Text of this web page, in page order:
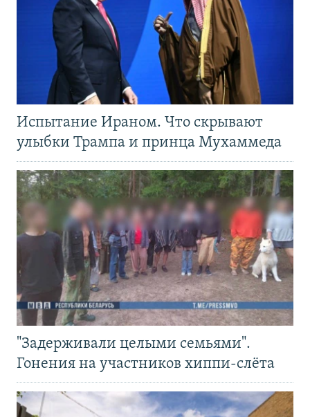
Испытание Ираном. Что скрывают
улыбки Трампа и принца Мухаммеда
"Задерживали целыми семьями".
Гонения на участников хиппи-слёта